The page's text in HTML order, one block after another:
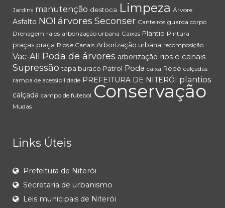
Jardins manutenção destoca Limpeza Árvore
Asfalto NOI árvores Seconser Canteiros guarda corpo
Drenagem ralos arborização urbana Caixas Plantio Pintura
praças praça Rios e Canais Arborização urbana recomposição
Vac-All Poda de árvores arborização rios e canais
Supressão tapa buraco Patrol Poda caixa Rede calçadas
rampa de acessibilidade PREFEITURA DE NITERÓI plantios
calçada campo de futebol Conservação
Mudas
Links Úteis
Prefeitura de Niterói
Secretaria de urbanismo
Leis municipais de Niterói